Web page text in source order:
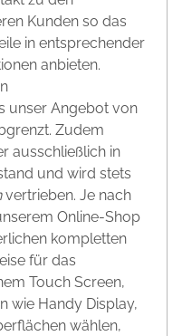
Kunden so das
in entsprechender
anbieten.
unser Angebot von
Zudem
ausschließlich in
und wird stets
vertrieben. Je nach
Online-Shop
kompletten
für das
Touch Screen,
wie Handy Display,
wählen,